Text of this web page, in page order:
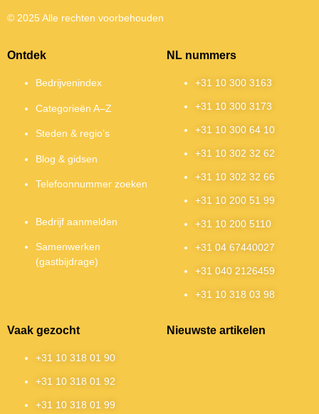
© 2025 Alle rechten voorbehouden
Ontdek
Bedrijvenindex
Categorieën A–Z
Steden & regio’s
Blog & gidsen
Telefoonnummer zoeken
Bedrijf aanmelden
Samenwerken
(gastbijdrage)
NL nummers
+31 10 300 3163
+31 10 300 3173
+31 10 300 64 10
+31 10 302 32 62
+31 10 302 32 66
+31 10 200 51 99
+31 10 200 5110
+31 04 67440027
+31 040 2126459
+31 10 318 03 98
Vaak gezocht
+31 10 318 01 90
+31 10 318 01 92
+31 10 318 01 99
Nieuwste artikelen